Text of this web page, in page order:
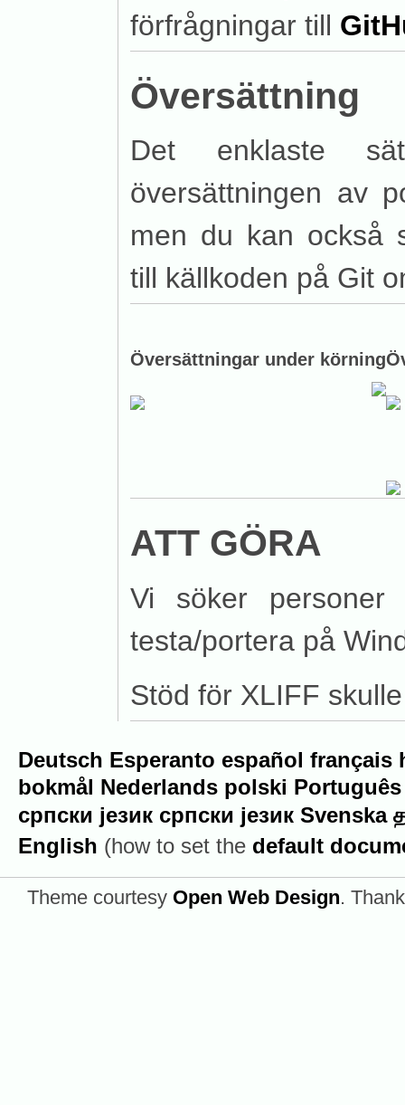
förfrågningar till
Översättning
Det enklaste
översättningen av
men du kan också
till källkoden på Git
Översättningar under körning
ATT GÖRA
Vi söker
testa/portera på
Stöd för XLIFF
Deutsch Esperanto español français
bokmål Nederlands polski Português
српски језик српски језик Svenska
English (how to set the default
Theme courtesy Open Web Design.